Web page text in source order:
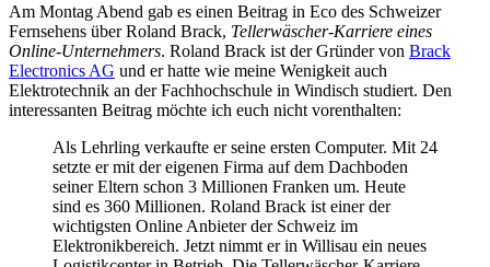
Am Montag Abend gab es einen Beitrag in Eco des Schweizer
Fernsehens über Roland Brack, Tellerwäscher-Karriere eines
Online-Unternehmers. Roland Brack ist der Gründer von Brack
Electronics AG und er hatte wie meine Wenigkeit auch
Elektrotechnik an der Fachhochschule in Windisch studiert. Den
interessanten Beitrag möchte ich euch nicht vorenthalten:
Als Lehrling verkaufte er seine ersten Computer. Mit 24
setzte er mit der eigenen Firma auf dem Dachboden
seiner Eltern schon 3 Millionen Franken um. Heute
sind es 360 Millionen. Roland Brack ist einer der
wichtigsten Online Anbieter der Schweiz im
Elektronikbereich. Jetzt nimmt er in Willisau ein neues